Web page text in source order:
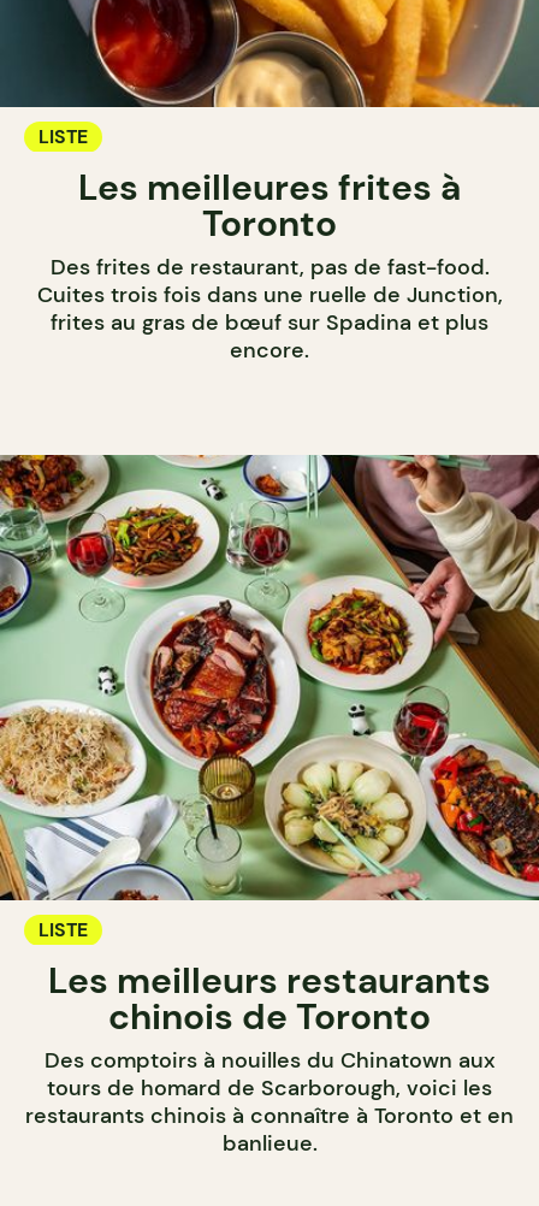
LISTE
Les meilleures frites à
Toronto
Des frites de restaurant, pas de fast-food.
Cuites trois fois dans une ruelle de Junction,
frites au gras de bœuf sur Spadina et plus
encore.
LISTE
Les meilleurs restaurants
chinois de Toronto
Des comptoirs à nouilles du Chinatown aux
tours de homard de Scarborough, voici les
restaurants chinois à connaître à Toronto et en
banlieue.